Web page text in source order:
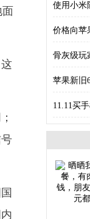
使用小米
价格向苹
骨灰级玩
苹果新旧
11.11买